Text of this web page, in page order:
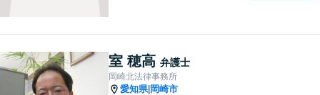
ら、お早めにご相談くださ
い。【JR在来線「刈谷駅」4
分】【駐車場あり】
室 穂高 弁護士
岡崎北法律事務所
愛知県| 岡崎市